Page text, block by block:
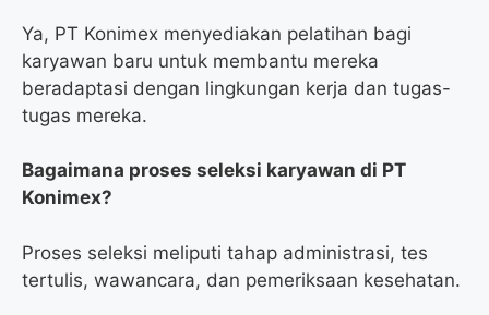
Ya, PT Konimex menyediakan pelatihan bagi
karyawan baru untuk membantu mereka
beradaptasi dengan lingkungan kerja dan tugas-
tugas mereka.
Bagaimana proses seleksi karyawan di PT
Konimex?
Proses seleksi meliputi tahap administrasi, tes
tertulis, wawancara, dan pemeriksaan kesehatan.